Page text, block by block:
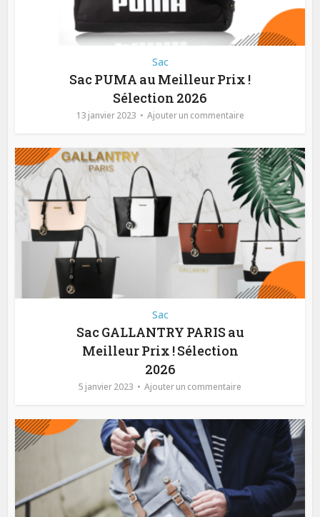
Sac
Sac PUMA au Meilleur Prix !
Sélection 2026
13 janvier 2023 Ajouter un commentaire
Sac
Sac GALLANTRY PARIS au
Meilleur Prix ! Sélection
2026
5 janvier 2023 Ajouter un commentaire